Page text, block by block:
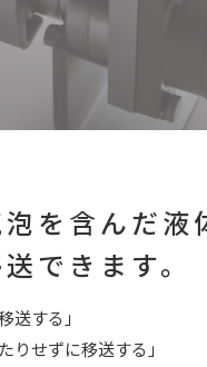
を含んだ液
できます。
送する」
りせずに移送する」